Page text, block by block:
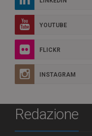
YOUTUBE
FLICKR
INSTAGRAM
Redazione